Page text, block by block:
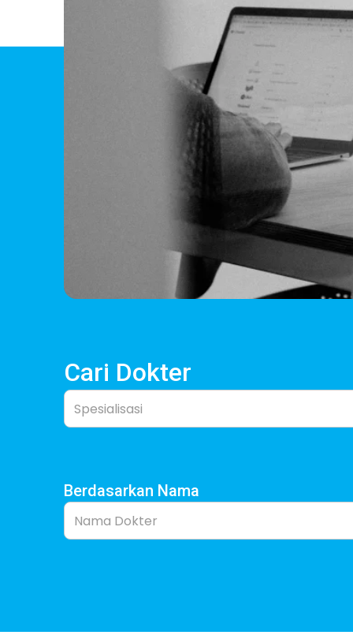
Cari Dokter
Spesialisasi
Berdasarkan Nama
Nama Dokter